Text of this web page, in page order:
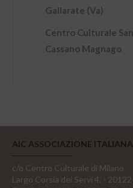
Gallarate (Va)
Centro Culturale
Cassano Magnago
AIC ASSOCIAZIONE
c/o Centro Culturale di Milano
Largo Corsia dei Servi 4, -